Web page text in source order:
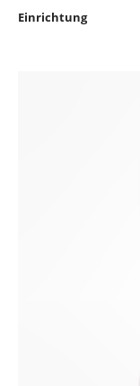
Einrichtung